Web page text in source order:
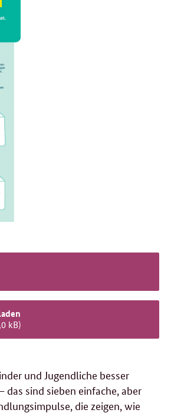
kB)
und Jugendliche besser
das sind sieben einfache, aber
die zeigen, wie